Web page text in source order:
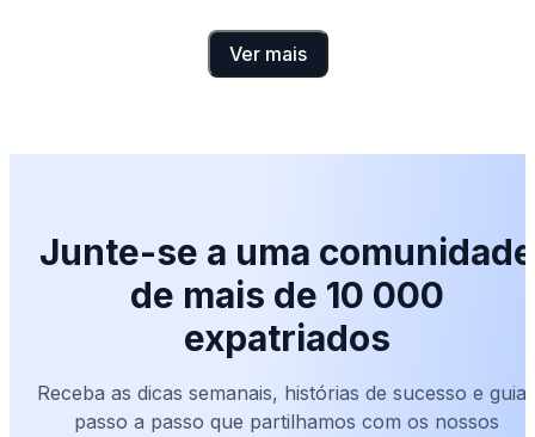
Ver mais
Junte-se a uma comunidade
de mais de 10 000
expatriados
Receba as dicas semanais, histórias de sucesso e guias
passo a passo que partilhamos com os nossos